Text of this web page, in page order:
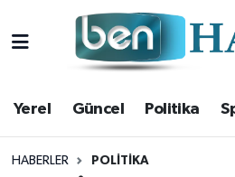
Yerel Güncel Politika
HABERLER POLITIKA
Yerel
Güncel
Politika
Hava Durumu
Trafik Durumu
Süper Lig Puan Durumu ve